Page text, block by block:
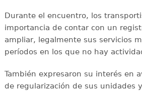
Durante el encuentro, los
importancia de contar con un
ampliar, legalmente sus servicios
períodos en los que no hay
También expresaron su interés en
de regularización de sus unidades